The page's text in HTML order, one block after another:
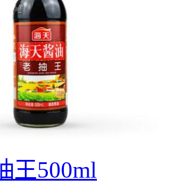
王500ml